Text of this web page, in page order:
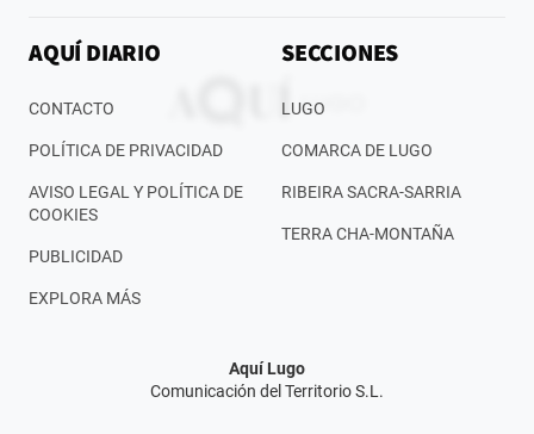
AQUÍ DIARIO
CONTACTO
POLÍTICA DE PRIVACIDAD
AVISO LEGAL Y POLÍTICA DE
COOKIES
PUBLICIDAD
EXPLORA MÁS
SECCIONES
LUGO
COMARCA DE LUGO
RIBEIRA SACRA-SARRIA
TERRA CHA-MONTAÑA
Aquí Lugo
Comunicación del Territorio S.L.